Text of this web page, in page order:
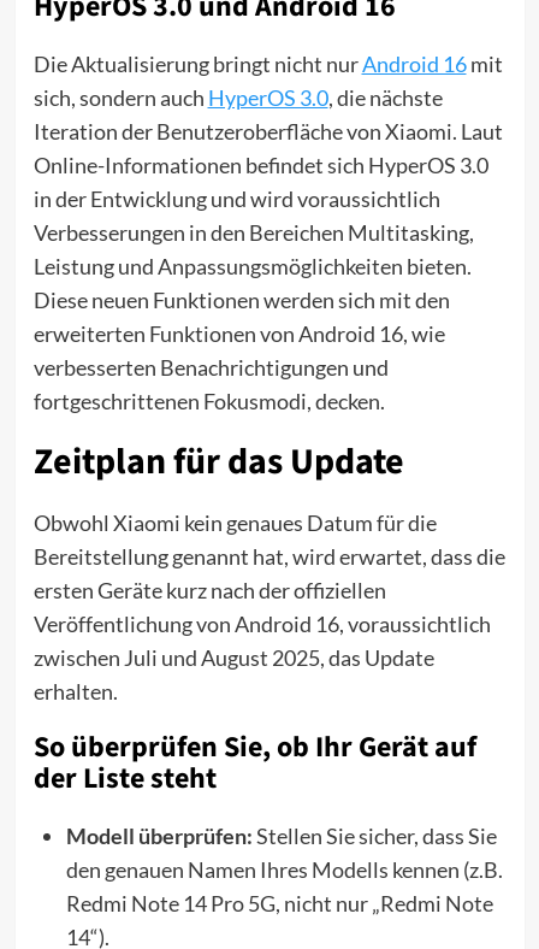
Die Aktualisierung bringt nicht nurAndroid 16mit
sich, sondern auch HyperOS 3.0, die nächste
Iteration der Benutzeroberfläche von Xiaomi. Laut
Online-Informationen befindet sich HyperOS 3.0
in der Entwicklung und wird voraussichtlich
Verbesserungen in den Bereichen Multitasking,
Leistung und Anpassungsmöglichkeiten bieten.
Diese neuen Funktionen werden sich mit den
erweiterten Funktionen von Android 16, wie
verbesserten Benachrichtigungen und
fortgeschrittenen Fokusmodi, decken.
Zeitplan für das Update
Obwohl Xiaomi kein genaues Datum für die
Bereitstellung genannt hat, wird erwartet, dass die
ersten Geräte kurz nach der offiziellen
Veröffentlichung von Android 16, voraussichtlich
zwischen Juli und August 2025, das Update
erhalten.
So überprüfen Sie, ob Ihr Gerät auf
der Liste steht
Modell überprüfen:Stellen Sie sicher, dass Sie
den genauen Namen Ihres Modells kennen (z.B.
Redmi Note 14 Pro 5G, nicht nur „Redmi Note
14“).